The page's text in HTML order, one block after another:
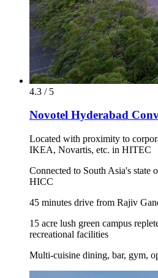
4.3 / 5
Novotel Hyderabad
Located with proximity to
IKEA, Novartis, etc. in HITEC
Connected to South Asia's state
HICC
45 minutes drive from Rajiv
15 acre lush green campus
recreational facilities
Multi-cuisine dining, bar, gym,